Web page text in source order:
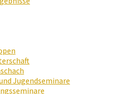
Jugendseminare